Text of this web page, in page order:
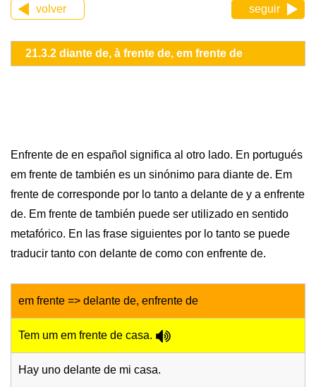
volver seguir
21.3.2 diante de, à frente de, em frente de
Enfrente de en español significa al otro lado. En portugués
em frente de también es un sinónimo para diante de. Em
frente de corresponde por lo tanto a delante de y a enfrente
de. Em frente de también puede ser utilizado en sentido
metafórico. En las frase siguientes por lo tanto se puede
traducir tanto con delante de como con enfrente de.
em frente => delante de, enfrente de
Tem um em frente de casa.
Hay uno delante de mi casa.